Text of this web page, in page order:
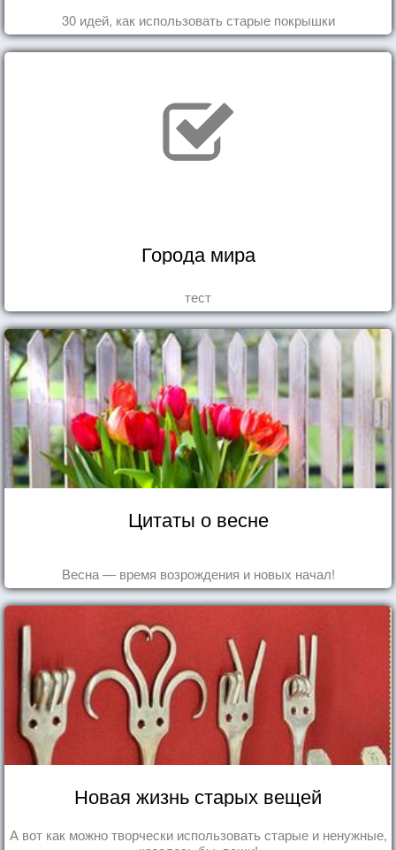
30 идей, как использовать старые покрышки
Города мира
тест
Цитаты о весне
Весна — время возрождения и новых начал!
Новая жизнь старых вещей
А вот как можно творчески использовать старые и ненужные,